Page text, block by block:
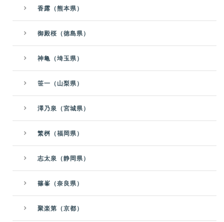
香露（熊本県）
御殿桜（徳島県）
神亀（埼玉県）
笹一（山梨県）
澤乃泉（宮城県）
繁桝（福岡県）
志太泉（静岡県）
篠峯（奈良県）
聚楽第（京都）